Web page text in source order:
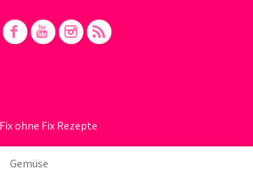
Fix ohne Fix Rezepte
Gemüse